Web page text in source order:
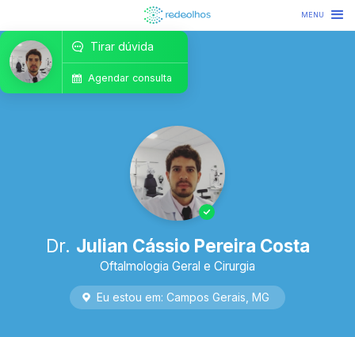
MENU
Tirar dúvida
Agendar consulta
Dr. Julian Cássio Pereira Costa
Oftalmologia Geral e Cirurgia
Eu estou em: Campos Gerais MG